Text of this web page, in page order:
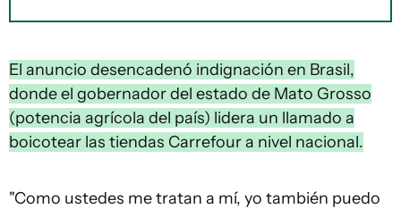
El anuncio desencadenó indignación en Brasil,
donde el gobernador del estado de Mato Grosso
(potencia agrícola del país) lidera un llamado a
boicotear las tiendas Carrefour a nivel nacional.
"Como ustedes me tratan a mí, yo también puedo